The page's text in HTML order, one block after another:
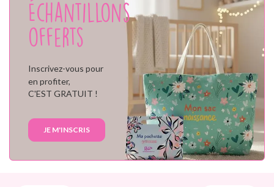
Échantillons
offerts
Inscrivez-vous pour
en profiter,
C'EST GRATUIT !
JE M'INSCRIS